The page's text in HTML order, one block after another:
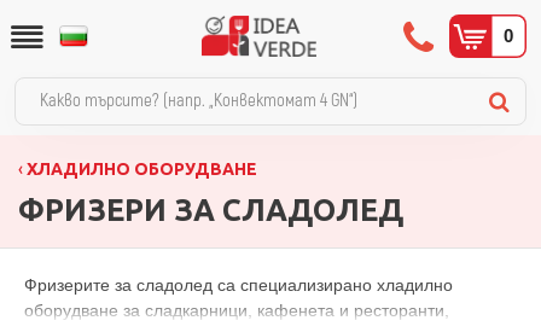
0
ХЛАДИЛНО ОБОРУДВАНЕ
ФРИЗЕРИ ЗА СЛАДОЛЕД
Фризерите за сладолед са специализирано хладилно
оборудване за сладкарници, кафенета и ресторанти,